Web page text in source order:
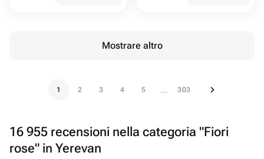
Mostrare altro
1 2 3 4 5 ... 303
16 955 recensioni nella categoria "Fiori
rose" in Yerevan